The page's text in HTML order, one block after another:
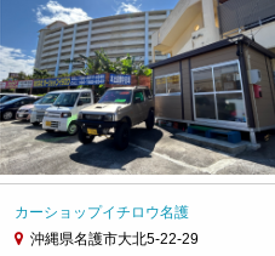
カーショップイチロウ名護
沖縄県名護市大北5-22-29